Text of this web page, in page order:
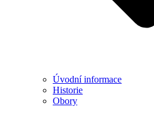
Úvodní informace
Historie
Obory